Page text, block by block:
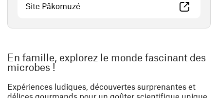
Site Pâkomuzé (ouvre une nouvelle fenêtre)
En famille, explorez le monde fascinant des
microbes !
Expériences ludiques, découvertes surprenantes et